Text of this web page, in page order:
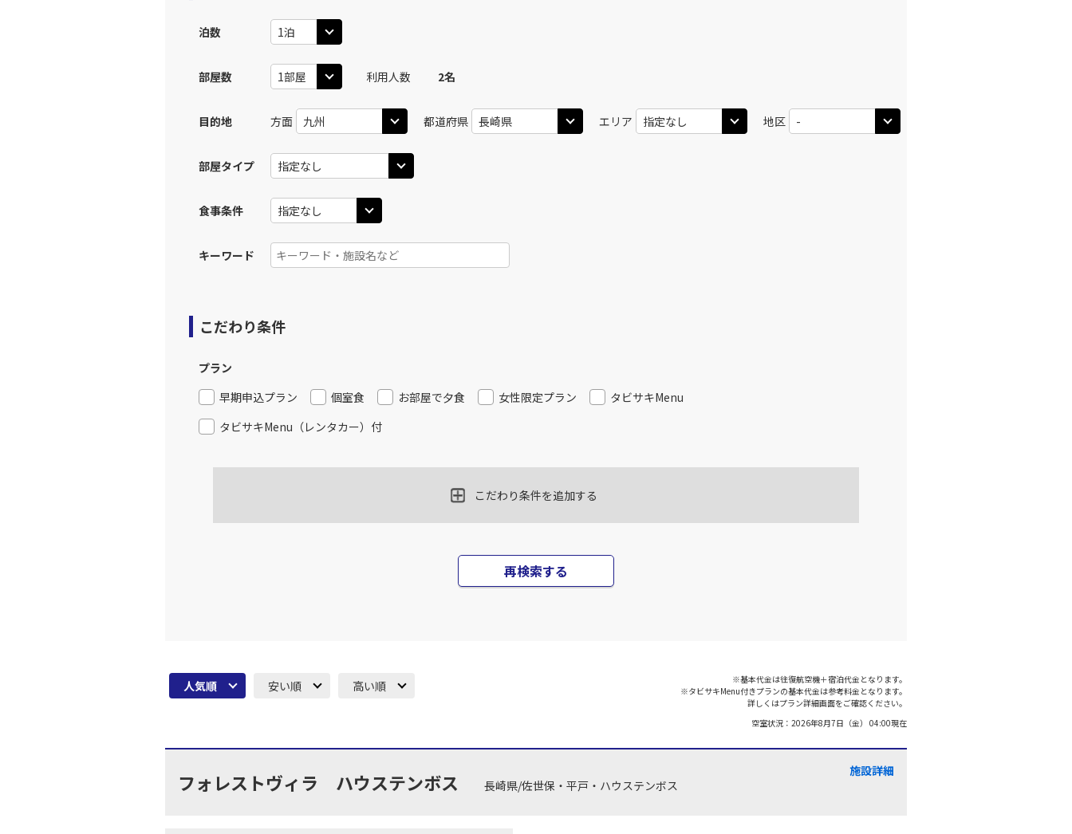
泊数
部屋数 利用人数 2名
目的地 方面 都道府県 エリア 地区
部屋タイプ
食事条件
キーワード
こだわり条件
プラン
早期申込プラン
個室食 お部屋で夕食 女性限定プラン
タビサキMenu
タビサキMenu（レンタカー）付
こだわり条件を追加する
再検索する
人気順 安い順 高い順
※基本代金は往復航空機＋宿泊代金となります。
※タビサキMenu付きプランの基本代金は参考料金となります。
詳しくはプラン詳細画面をご確認ください。
空室状況： 2026年8月7日（金） 04:00現在
フォレストヴィラ ハウステンボス 長崎県/佐世保・平戸・ハウステンボス
施設詳細